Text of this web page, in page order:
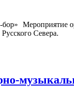
Мероприятие
Севера.